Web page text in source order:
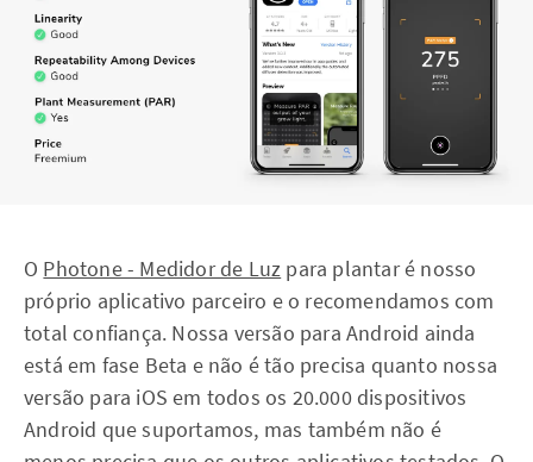
O Photone - Medidor de Luz para plantar é nosso
próprio aplicativo parceiro e o recomendamos com
total confiança. Nossa versão para Android ainda
está em fase Beta e não é tão precisa quanto nossa
versão para iOS em todos os 20.000 dispositivos
Android que suportamos, mas também não é